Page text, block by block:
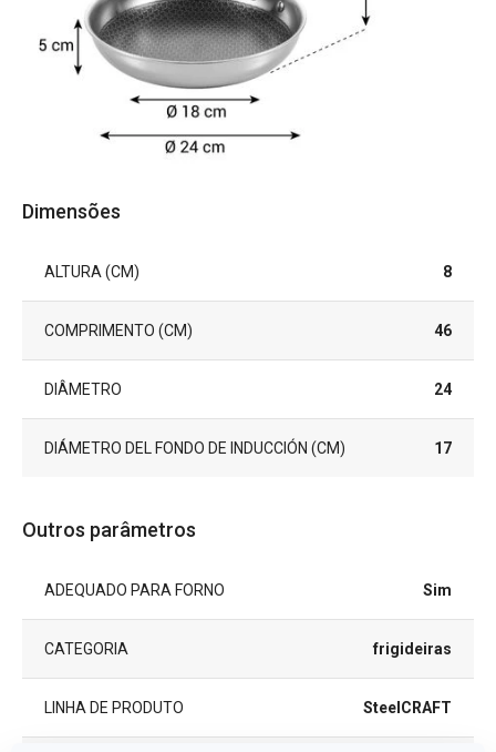
Dimensões
ALTURA (CM) 8
COMPRIMENTO (CM) 46
DIÂMETRO 24
DIÁMETRO DEL FONDO DE INDUCCIÓN (CM) 17
Outros parâmetros
ADEQUADO PARA FORNO Sim
CATEGORIA frigideiras
LINHA DE PRODUTO SteelCRAFT